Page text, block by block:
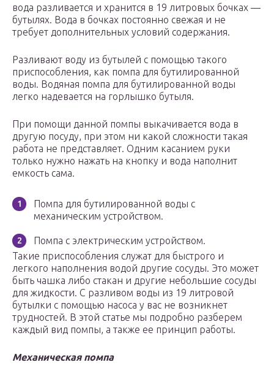
вода разливается и хранится в 19 литровых бочках —
бутылях. Вода в бочках постоянно свежая и не
требует дополнительных условий содержания.
Разливают воду из бутылей с помощью такого
приспособления, как помпа для бутилированной
воды. Водяная помпа для бутилированной воды
легко надевается на горлышко бутыля.
При помощи данной помпы выкачивается вода в
другую посуду, при этом ни какой сложности такая
работа не представляет. Одним касанием руки
только нужно нажать на кнопку и вода наполнит
емкость сама.
Помпа для бутилированной воды с
механическим устройством.
Помпа с электрическим устройством.
Такие приспособления служат для быстрого и
легкого наполнения водой другие сосуды. Это может
быть чашка либо стакан и другие небольшие сосуды
для жидкости. С разливом воды из 19 литровой
бутылки с помощью насоса у вас не возникнет
трудностей. В этой статье мы подробно разберем
каждый вид помпы, а также ее принцип работы.
Механическая помпа